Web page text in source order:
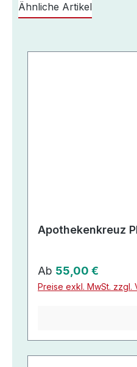
Ähnliche Artikel
Apothekenkreuz
Regulärer Preis:
Ab 55,00 €
Preise exkl. MwSt. zzgl.